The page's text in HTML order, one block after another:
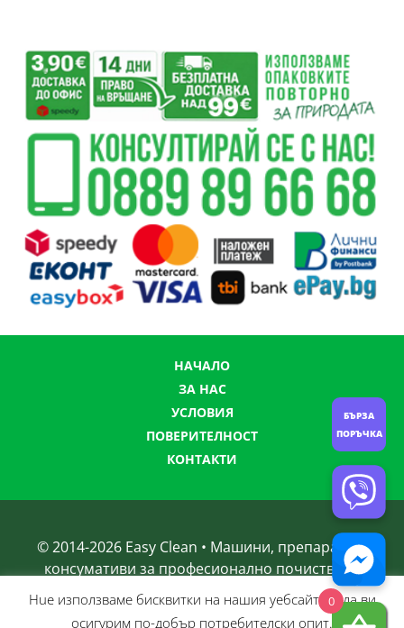
НАЧАЛО
ЗА НАС
УСЛОВИЯ
ПОВЕРИТЕЛНОСТ
КОНТАКТИ
© 2014-2026 Easy Clean • Машини, препарати и
консумативи за професионално почистване
Нue използвамe бисквитки на нашия уебсайт, за да ви
осигурим по-добър потребителски опит.
0
БЪРЗА
ПОРЪЧКА